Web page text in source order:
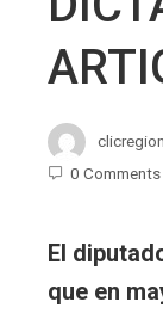
0 Comments
El
que en